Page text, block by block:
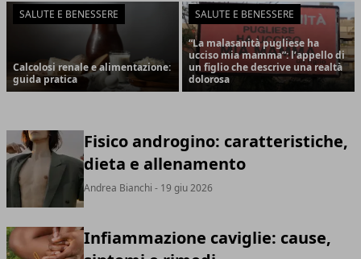
SALUTE E BENESSERE
Calcolosi renale e alimentazione:
guida pratica
SALUTE E BENESSERE
“La malasanità pugliese ha
ucciso mia mamma”: l’appello di
un figlio che descrive una realtà
dolorosa
Fisico androgino: caratteristiche,
dieta e allenamento
Andrea Bianchi - 19 giu 2026
Infiammazione caviglie: cause,